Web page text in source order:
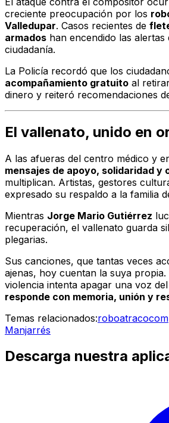
creciente preocupación por los
Valledupar. Casos recientes de
armados han encendido las
ciudadanía.
La Policía recordó que los
acompañamiento gratuito al
dinero y reiteró recomendaciones
El vallenato, unido en
A las afueras del centro médico y
mensajes de apoyo, solidaridad y
multiplican. Artistas, gestores
expresado su respaldo a la familia
Mientras Jorge Mario Gutiérrez
recuperación, el vallenato guarda
plegarias.
Sus canciones, que tantas veces
ajenas, hoy cuentan la suya
violencia intenta apagar una voz
responde con memoria, unión y
Temas relacionados:roboatraco
Manjarrés
Descarga nuestra